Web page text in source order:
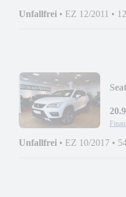
Unfallfrei • EZ 12/2011 •
Unfallfrei • EZ 10/2017 •